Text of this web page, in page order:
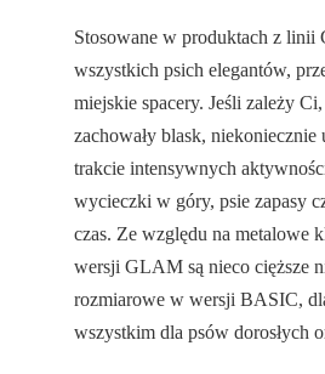
Stosowane w produktach z
wszystkich psich elegantów,
miejskie spacery. Jeśli zależy
zachowały blask,
trakcie intensywnych
wycieczki w góry, psie zapasy
czas. Ze względu na metalowe
wersji GLAM są nieco cięższe
rozmiarowe w wersji BASIC,
wszystkim dla psów dorosłych